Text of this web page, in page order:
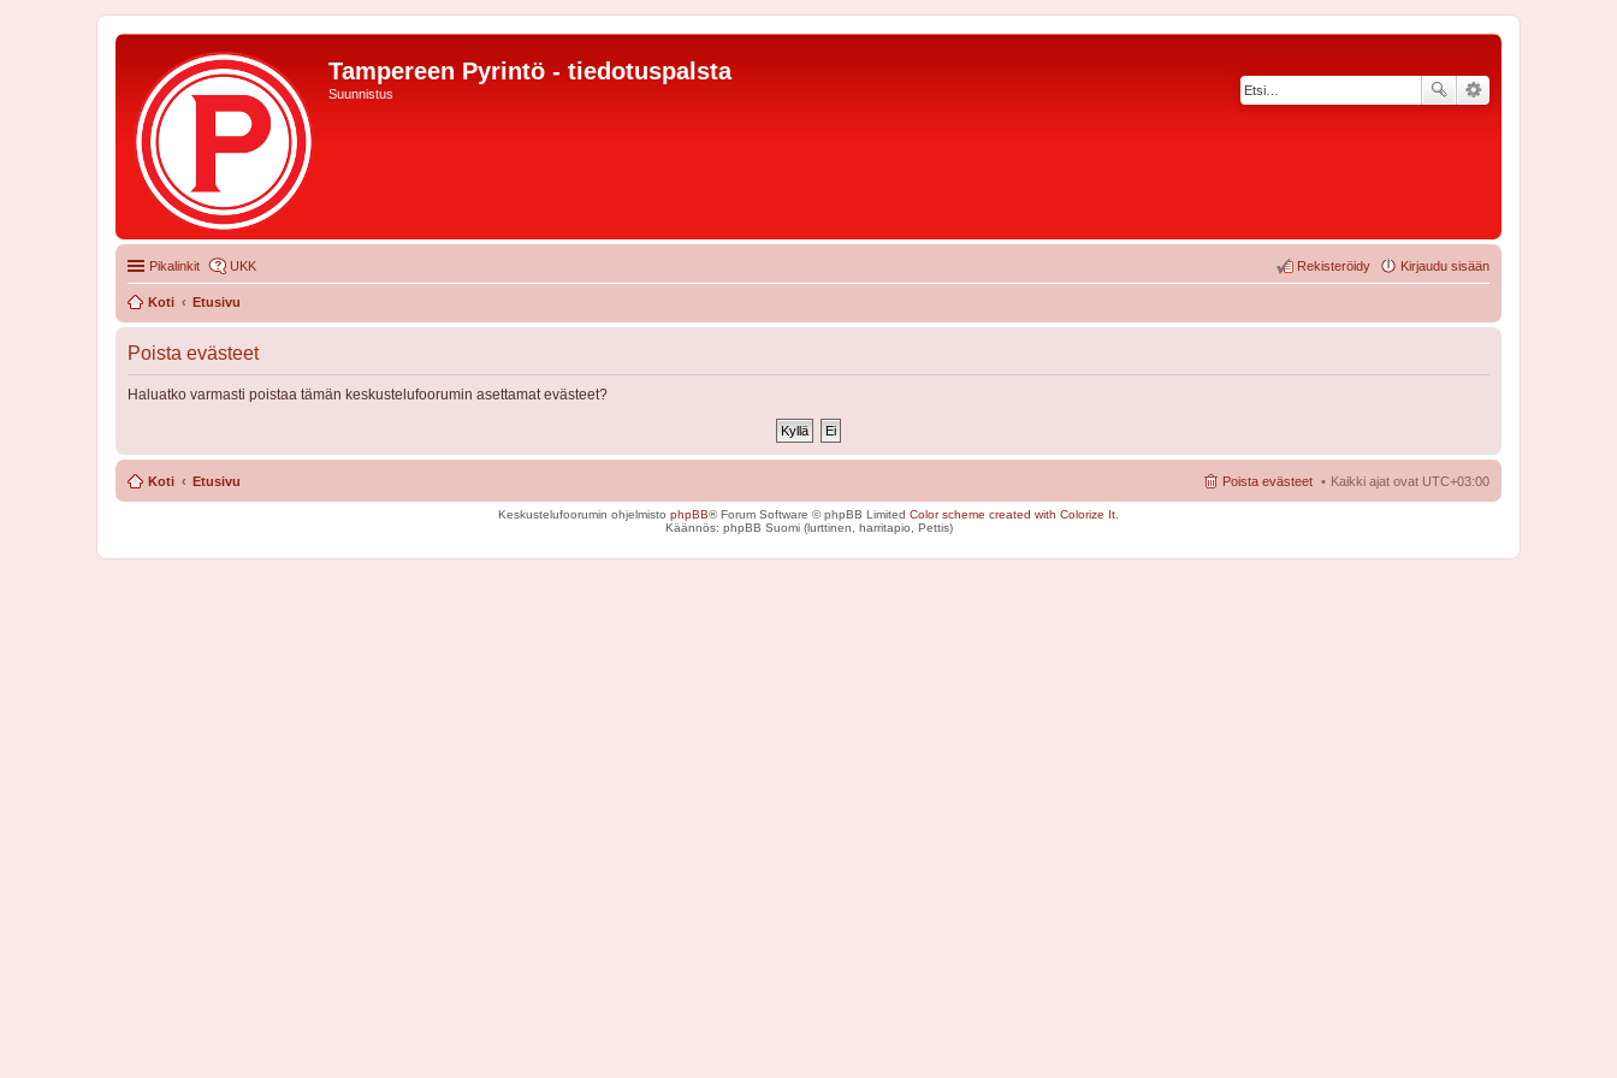
Tampereen Pyrintö - tiedotuspalsta
Suunnistus
Pikalinkit UKK Kirjaudu sisään
Rekisteröidy
Koti Etusivu
Poista evästeet
Haluatko varmasti poistaa tämän keskustelufoorumin asettamat evästeet?
Koti Etusivu Kaikki ajat ovat UTC+03:00
Poista evästeet
Keskustelufoorumin ohjelmisto phpBB® Forum Software © phpBB Limited Color scheme created with Colorize It
Käännös: phpBB Suomi (lurttinen, harritapio, Pettis)